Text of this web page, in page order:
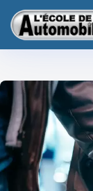
content